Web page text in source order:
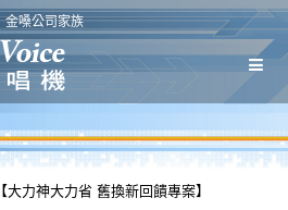
金嗓公司家族
【大力神大力省 舊換新回饋專案】